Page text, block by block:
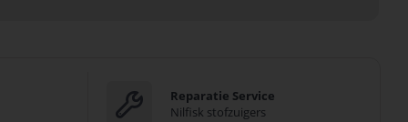
Reparatie Service
Nilfisk stofzuigers